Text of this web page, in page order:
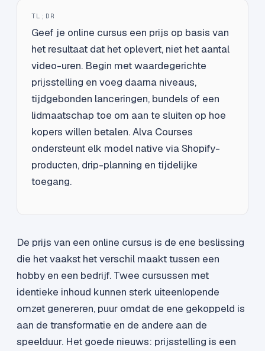
TL;DR
Geef je online cursus een prijs op basis van
het resultaat dat het oplevert, niet het aantal
video-uren. Begin met waardegerichte
prijsstelling en voeg daarna niveaus,
tijdgebonden lanceringen, bundels of een
lidmaatschap toe om aan te sluiten op hoe
kopers willen betalen. Alva Courses
ondersteunt elk model native via Shopify-
producten, drip-planning en tijdelijke
toegang.
De prijs van een online cursus is de ene beslissing
die het vaakst het verschil maakt tussen een
hobby en een bedrijf. Twee cursussen met
identieke inhoud kunnen sterk uiteenlopende
omzet genereren, puur omdat de ene gekoppeld is
aan de transformatie en de andere aan de
speelduur. Het goede nieuws: prijsstelling is een